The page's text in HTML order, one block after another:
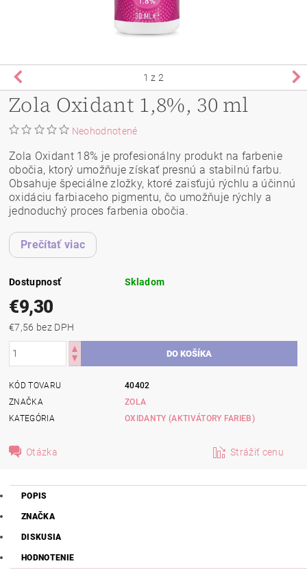
1 z 2
Zola Oxidant 1,8%, 30 ml
Neohodnotené
Zola Oxidant 18% je profesionálny produkt na farbenie
obočia, ktorý umožňuje získať presnú a stabilnú farbu.
Obsahuje špeciálne zložky, ktoré zaisťujú rýchlu a účinnú
oxidáciu farbiaceho pigmentu, čo umožňuje rýchly a
jednoduchý proces farbenia obočia.
Prečítať viac
Dostupnosť Skladom
€9,30
€7,56 bez DPH
KÓD TOVARU
40402
ZNAČKA
ZOLA
KATEGÓRIA
OXIDANTY (AKTIVÁTORY FARIEB)
Otázka Strážiť cenu
POPIS
ZNAČKA
DISKUSIA
HODNOTENIE